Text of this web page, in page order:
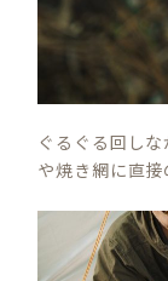
ぐるぐる回し
や焼き網に直接